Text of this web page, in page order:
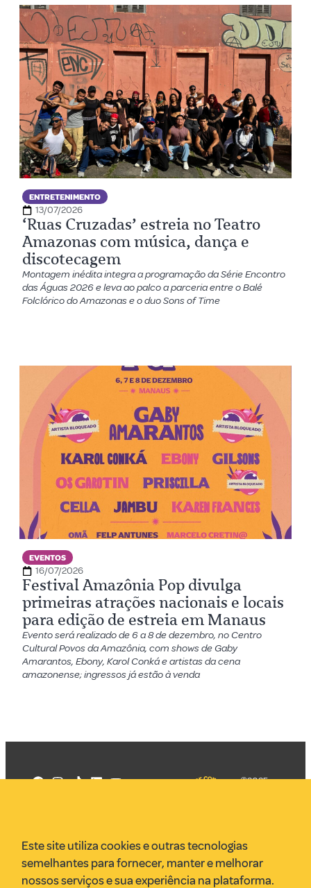
ENTRETENIMENTO
13/07/2026
‘Ruas Cruzadas’ estreia no Teatro
Amazonas com música, dança e
discotecagem
Montagem inédita integra a programação da Série Encontro
das Águas 2026 e leva ao palco a parceria entre o Balé
Folclórico do Amazonas e o duo Sons of Time
EVENTOS
16/07/2026
Festival Amazônia Pop divulga
primeiras atrações nacionais e locais
para edição de estreia em Manaus
Evento será realizado de 6 a 8 de dezembro, no Centro
Cultural Povos da Amazônia, com shows de Gaby
Amarantos, Ebony, Karol Conká e artistas da cena
amazonense; ingressos já estão à venda
VR Assessoria
Parcerias
©2025
Este site utiliza cookies e outras tecnologias
semelhantes para fornecer, manter e melhorar
nossos serviços e sua experiência na plataforma.